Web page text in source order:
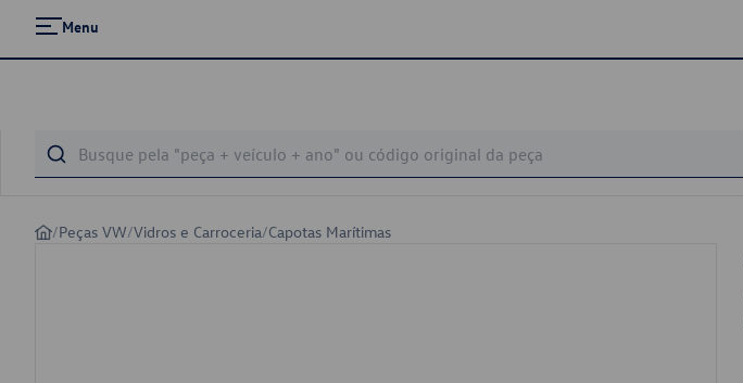
Menu
/Peças VW/Vidros e Carroceria/Capotas Marítimas